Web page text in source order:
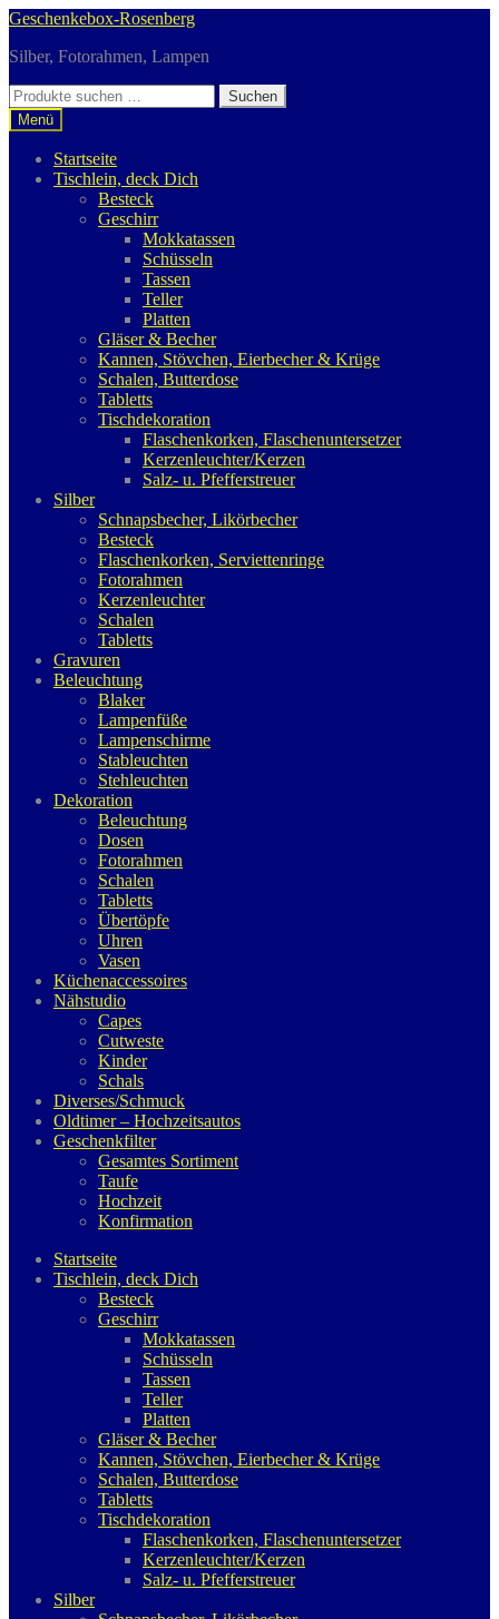
Zur
springen
Zum
springen
Geschenkebox-Rosenberg
Silber, Fotorahmen, Lampen
Suchen
nach:
Suchen
Menü
Startseite
Tischlein, deck Dich
Besteck
Geschirr
Mokkatassen
Schüsseln
Tassen
Teller
Platten
Gläser & Becher
Kannen, Stövchen, Eierbecher & Krüge
Schalen, Butterdose
Tabletts
Tischdekoration
Flaschenkorken, Flaschenuntersetzer
Kerzenleuchter/Kerzen
Salz- u. Pfefferstreuer
Silber
Schnapsbecher, Likörbecher
Besteck
Flaschenkorken, Serviettenringe
Fotorahmen
Kerzenleuchter
Schalen
Tabletts
Gravuren
Beleuchtung
Blaker
Lampenfüße
Lampenschirme
Stableuchten
Stehleuchten
Dekoration
Beleuchtung
Dosen
Fotorahmen
Schalen
Tabletts
Übertöpfe
Uhren
Vasen
Küchenaccessoires
Nähstudio
Capes
Cutweste
Kinder
Schals
Diverses/Schmuck
Oldtimer – Hochzeitsautos
Geschenkfilter
Gesamtes Sortiment
Taufe
Hochzeit
Konfirmation
Startseite
Tischlein, deck Dich
Besteck
Geschirr
Mokkatassen
Schüsseln
Tassen
Teller
Platten
Gläser & Becher
Kannen, Stövchen, Eierbecher & Krüge
Schalen, Butterdose
Tabletts
Tischdekoration
Flaschenkorken, Flaschenuntersetzer
Kerzenleuchter/Kerzen
Salz- u. Pfefferstreuer
Silber